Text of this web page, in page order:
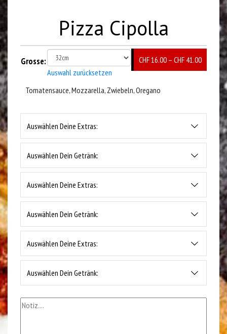
Pizza Cipolla
CHF16.00 – CHF 41.00
Tomatensauce, Mozzarella, Zwiebeln, Oregano
Grosse:
Auswahl zurücksetzen
Auswählen Deine Extras:
Auswählen Dein Getränk:
Auswählen Deine Extras:
Auswählen Dein Getränk:
Auswählen Deine Extras:
Auswählen Dein Getränk: